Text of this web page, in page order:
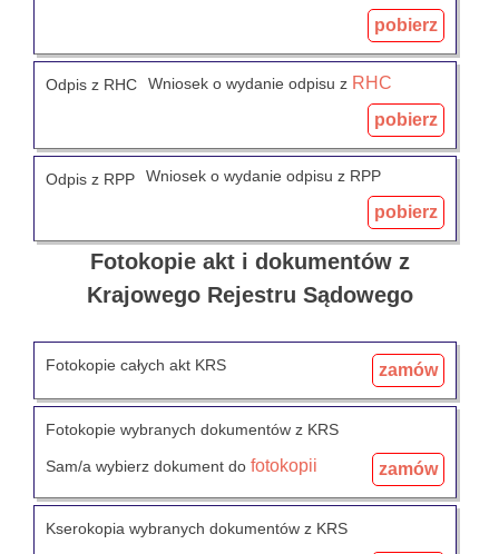
pobierz
Odpis z RHC Wniosek o wydanie odpisu z RHC
pobierz
Odpis z RPP Wniosek o wydanie odpisu z RPP
pobierz
Fotokopie akt i dokumentów z
Krajowego Rejestru Sądowego
Fotokopie całych akt KRS zamów
Fotokopie wybranych dokumentów z KRS
Sam/a wybierz dokument do fotokopii zamów
Kserokopia wybranych dokumentów z KRS